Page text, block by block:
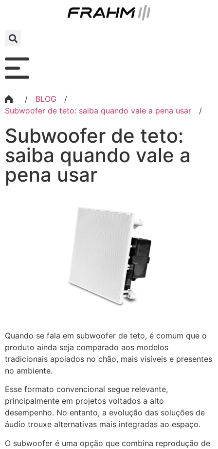
/ BLOG
/
Subwoofer de teto: saiba quando vale a pena usar
/
Subwoofer de teto:
saiba quando vale a
pena usar
Quando se fala em subwoofer de teto, é comum que o
produto ainda seja comparado aos modelos
tradicionais apoiados no chão, mais visíveis e presentes
no ambiente.
Esse formato convencional segue relevante,
principalmente em projetos voltados a alto
desempenho. No entanto, a evolução das soluções de
áudio trouxe alternativas mais integradas ao espaço.
O subwoofer é uma opção que combina reprodução de